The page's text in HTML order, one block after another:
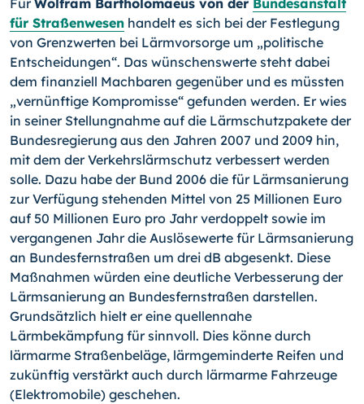
FürWolfram Bartholomaeus von der Bundesanstalt
für Straßenwesen handelt es sich bei der Festlegung
von Grenzwerten bei Lärmvorsorge um „politische
Entschei­dungen“. Das wünschenswerte steht dabei
dem finanziell Machbaren gegenüber und es müssten
„vernünftige Kompromisse“ gefunden werden. Er wies
in seiner Stellung­nahme auf die Lärmschutzpakete der
Bundesregierung aus den Jahren 2007 und 2009 hin,
mit dem der Verkehrslärmschutz verbessert werden
solle. Dazu habe der Bund 2006 die für Lärmsanierung
zur Verfügung stehenden Mittel von 25 Millionen Euro
auf 50 Millionen Euro pro Jahr verdoppelt sowie im
vergangenen Jahr die Auslösewerte für Lärmsanierung
an Bundesfernstraßen um drei dB abgesenkt. Diese
Maßnahmen würden eine deutliche Verbesserung der
Lärmsanierung an Bundesfernstraßen darstellen.
Grundsätzlich hielt er eine quellennahe
Lärmbekämpfung für sinnvoll. Dies könne durch
lärmarme Straßenbeläge, lärmgeminderte Reifen und
zukünftig verstärkt auch durch lärmarme Fahrzeuge
(Elektromobile) geschehen.